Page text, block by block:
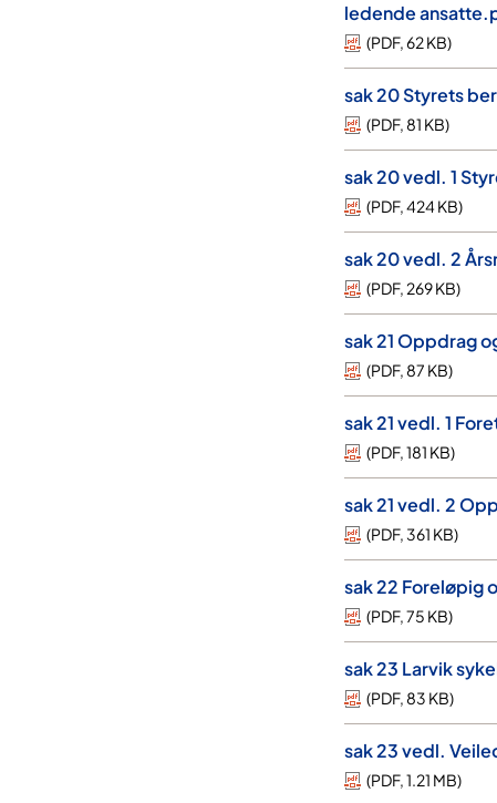
ledende
(PDF,62 KB)
sak 20 Styrets
(PDF, 81 KB)
sak 20 vedl. 1
(PDF,424 KB)
sak 20 vedl. 2
(PDF, 269 KB)
sak 21 Oppdrag
(PDF, 87 KB)
sak 21 vedl. 1
(PDF,181 KB)
sak 21 vedl. 2
(PDF, 361 KB)
sak 22 Foreløpig
(PDF,75 KB)
sak 23 Larvik
(PDF, 83 KB)
sak 23 vedl.
(PDF,1.21 MB)